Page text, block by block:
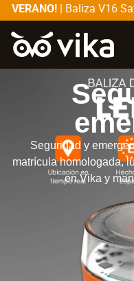
VERANO!| Baliza V16
Seguridad y
matrícula homologada,
en Vika y